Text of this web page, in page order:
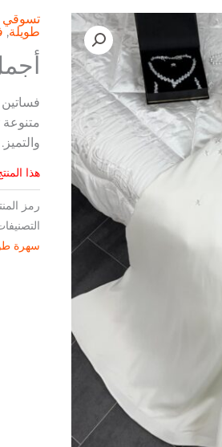
تسوقي
طويلة,
متنوعة
هذا
رمز
سهرة